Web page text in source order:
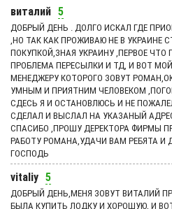
виталий 5
ДОБРЫЙ ДЕНЬ . ДОЛГО ИСКАЛ ГДЕ
,НО ТАК КАК ПРОЖИВАЮ НЕ В УКРАИНЕ
ПОКУПКОЙ,ЗНАЯ УКРАИНУ ,ПЕРВОЕ ЧТО
ПРОБЛЕМА ПЕРЕСЫЛКИ И ТД, И ВОТ
МЕНЕДЖЕРУ КОТОРОГО ЗОВУТ
УМНЫМ И ПРИЯТНИМ ЧЕЛОВЕКОМ
СДЕСЬ Я И ОСТАНОВЛЮСЬ И НЕ
СДЕЛАЛ И ВЫСЛАЛ НА УКАЗАНЫЙ
СПАСИБО ,ПРОШУ ДЕРЕКТОРА ФИРМЫ
РАБОТУ РОМАНА,УДАЧИ ВАМ РЕБЯТА И
ГОСПОДЬ
vitaliy 5
ДОБРЫЙ ДЕНЬ,МЕНЯ ЗОВУТ ВИТАЛИЙ
БЫЛА КУПИТЬ ЛОДКУ И ХОРОШУЮ, И